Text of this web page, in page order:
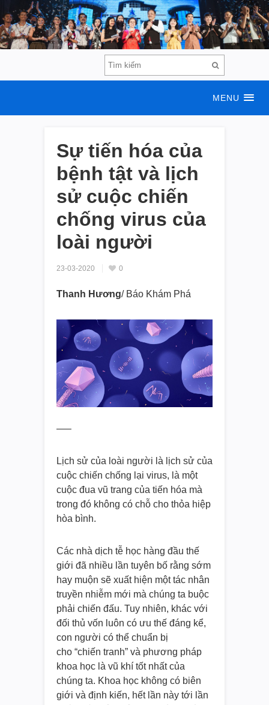
MENU
Sự tiến hóa của
bệnh tật và lịch
sử cuộc chiến
chống virus của
loài người
23-03-2020 0
Thanh Hương/ Báo Khám Phá
—–
Lịch sử của loài người là lịch sử của
cuộc chiến chống lại virus, là một
cuộc đua vũ trang của tiến hóa mà
trong đó không có chỗ cho thỏa hiệp
hòa bình.
Các nhà dịch tễ học hàng đầu thế
giới đã nhiều lần tuyên bố rằng sớm
hay muộn sẽ xuất hiện một tác nhân
truyền nhiễm mới mà chúng ta buộc
phải chiến đấu. Tuy nhiên, khác với
đối thủ vốn luôn có ưu thế đáng kể,
con người có thể chuẩn bị
cho “chiến tranh” và phương pháp
khoa học là vũ khí tốt nhất của
chúng ta. Khoa học không có biên
giới và định kiến, hết lần này tới lần